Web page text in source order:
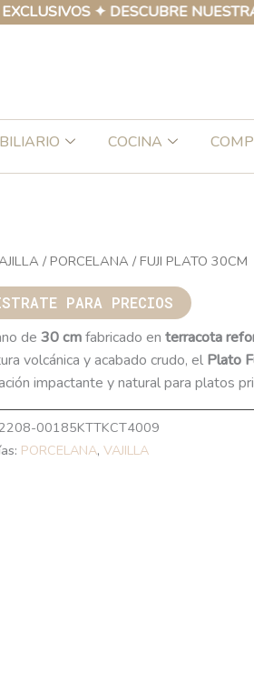
✦ DESCUBRE NUESTRA
COCINA
/ PORCELANA / FUJI PLATO 30CM
PARA PRECIOS
de 30 cmfabricado en terracota
volcánica y acabado crudo, el Plato
impactante y natural para platos
00185KTTKCT4009
PORCELANA, VAJILLA